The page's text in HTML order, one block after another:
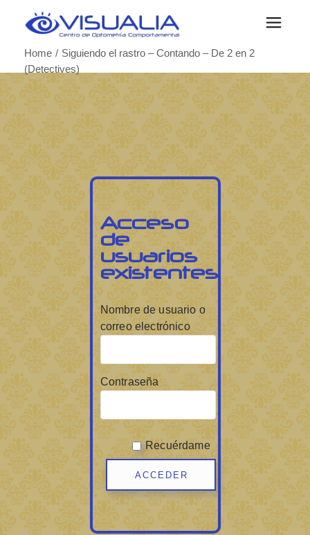
Home
Siguiendo el rastro – Contando – De 2 en 2
(Detectives)
Acceso
de
usuarios
existentes
Nombre de usuario o
correo electrónico
Contraseña
Recuérdame